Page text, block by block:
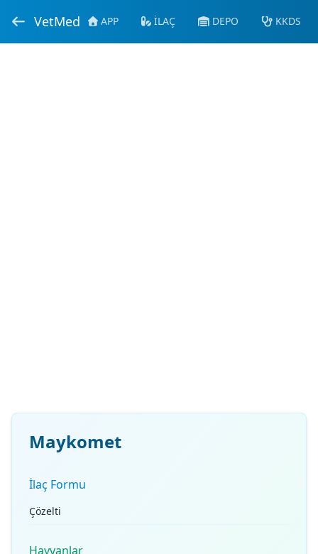
VetMed APP İLAÇ DEPO KKDS
Maykomet
İlaç Formu
Çözelti
Hayvanlar